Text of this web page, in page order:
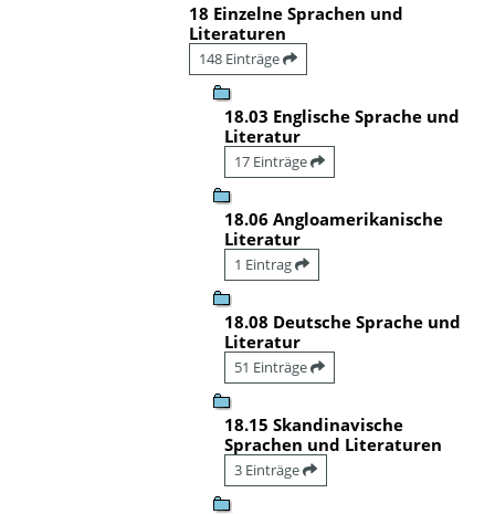
18 Einzelne Sprachen und
Literaturen
148 Einträge
18.03 Englische Sprache und
Literatur
17 Einträge
18.06 Angloamerikanische
Literatur
1 Eintrag
18.08 Deutsche Sprache und
Literatur
51 Einträge
18.15 Skandinavische
Sprachen und Literaturen
3 Einträge